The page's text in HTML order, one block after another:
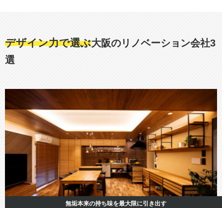
デザイン力で選ぶ大阪のリノベーション会社3
選
無垢本来の持ち味を最大限に引き出す